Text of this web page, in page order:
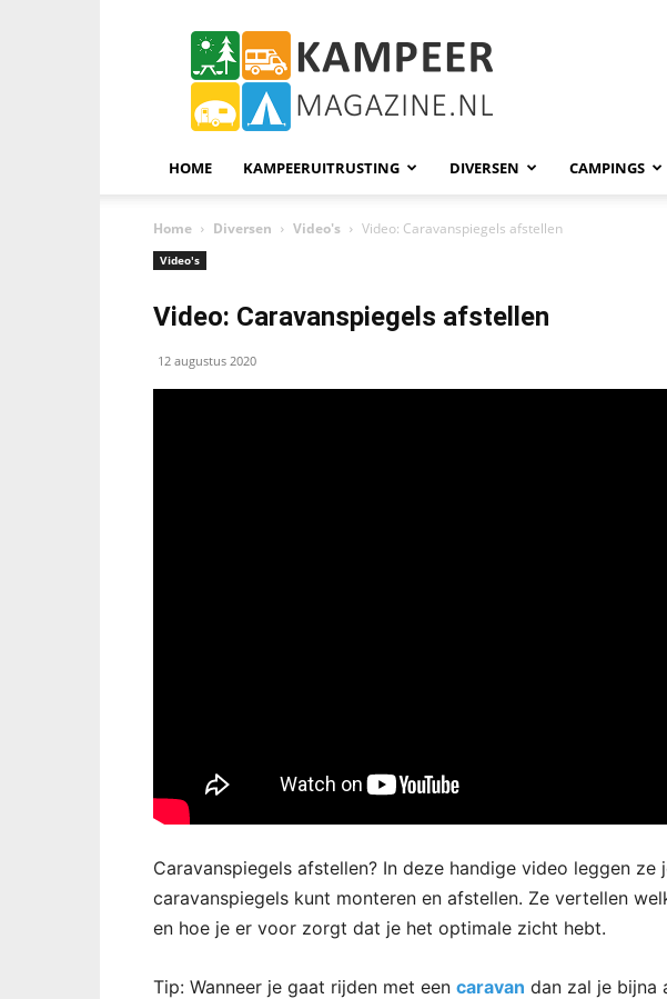
KampeerMagazine
HOME KAMPEERUITRUSTING DIVERSEN CAMPINGS
Home Diversen Video's Video: Caravanspiegels afstellen
Video's
Video: Caravanspiegels afstellen
12 augustus 2020
Caravanspiegels afstellen? In deze handige video leggen ze
caravanspiegels kunt monteren en afstellen. Ze vertellen
en hoe je er voor zorgt dat je het optimale zicht hebt.
Tip: Wanneer je gaat rijden met een caravan dan zal je bijna